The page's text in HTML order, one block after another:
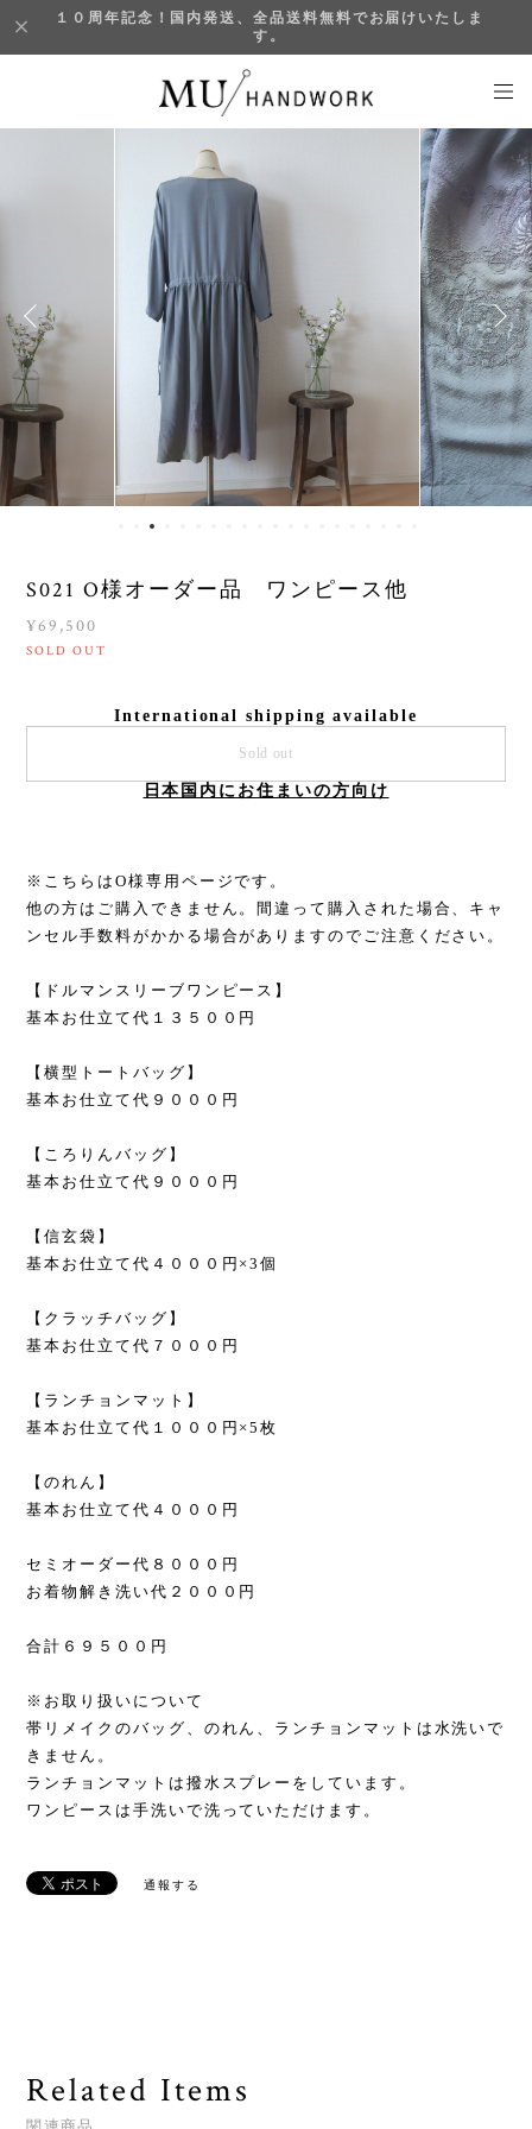
１０周年記念！国内発送、全品送料無料でお届けいたしま
す。
S021 O様オーダー品 ワンピース他
¥69,500
SOLD OUT
International shipping available
Sold out
日本国内にお住まいの方向け
※こちらはO様専用ページです。
他の方はご購入できません。間違って購入された場合、キャ
ンセル手数料がかかる場合がありますのでご注意ください。
【ドルマンスリーブワンピース】
基本お仕立て代１３５００円
【横型トートバッグ】
基本お仕立て代９０００円
【ころりんバッグ】
基本お仕立て代９０００円
【信玄袋】
基本お仕立て代４０００円×3個
【クラッチバッグ】
基本お仕立て代７０００円
【ランチョンマット】
基本お仕立て代１０００円×5枚
【のれん】
基本お仕立て代４０００円
セミオーダー代８０００円
お着物解き洗い代２０００円
合計６９５００円
※お取り扱いについて
帯リメイクのバッグ、のれん、ランチョンマットは水洗いで
きません。
ランチョンマットは撥水スプレーをしています。
ワンピースは手洗いで洗っていただけます。
通報する
Related Items